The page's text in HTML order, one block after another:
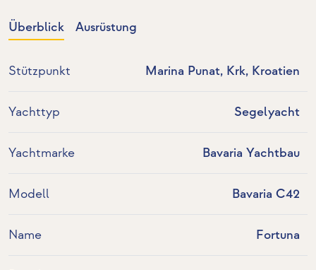
Überblick Ausrüstung
Stützpunkt Marina Punat, Krk, Kroatien
Yachttyp Segelyacht
Yachtmarke Bavaria Yachtbau
Modell Bavaria C42
Name Fortuna